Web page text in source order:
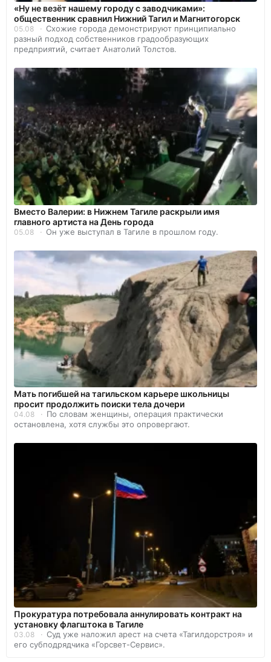
«Ну не везёт нашему городу с заводчиками»:
общественник сравнил Нижний Тагил и Магнитогорск
05.08
Схожие города демонстрируют принципиально
разный подход собственников градообразующих
предприятий, считает Анатолий Толстов.
Вместо Валерии: в Нижнем Тагиле раскрыли имя
главного артиста на День города
05.08 Он уже выступал в Тагиле в прошлом году.
Мать погибшей на тагильском карьере школьницы
просит продолжить поиски тела дочери
04.08
По словам женщины, операция практически
остановлена, хотя службы это опровергают.
Прокуратура потребовала аннулировать контракт на
установку флагштока в Тагиле
03.08
Суд уже наложил арест на счета «Тагилдорстроя» и
его субподрядчика «Горсвет-Сервис».